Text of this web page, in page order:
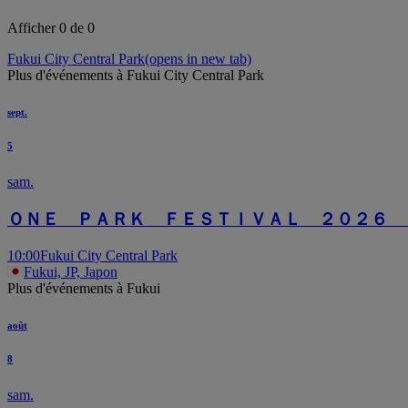
Afficher 0 de 0
Fukui City Central Park(opens in new tab)
Plus d'événements à Fukui City Central Park
sept.
5
sam.
ＯＮＥ ＰＡＲＫ ＦＥＳＴＩＶＡＬ ２０２６
10:00Fukui City Central Park
Fukui, JP, Japon
Plus d'événements à Fukui
août
8
sam.